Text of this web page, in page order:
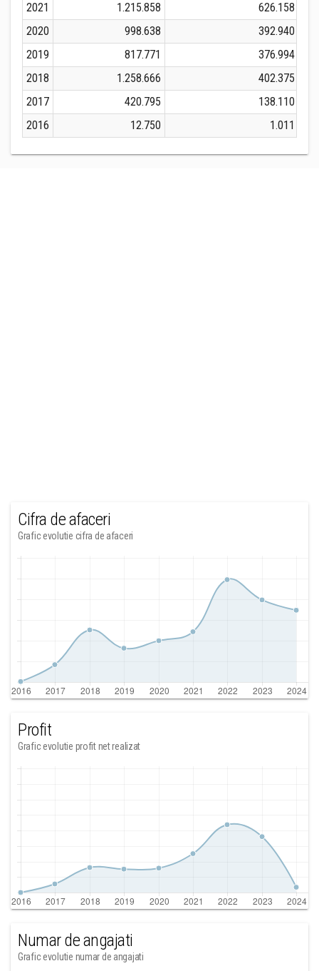
2021
1.215.858
626.158
2020
998.638
392.940
2019
817.771
376.994
2018
1.258.666
402.375
2017
420.795
138.110
2016
12.750 1.011
Cifra de afaceri
Grafic evolutie cifra de afaceri
Profit
Grafic evolutie profit net realizat
Numar de angajati
Grafic evolutie numar de angajati